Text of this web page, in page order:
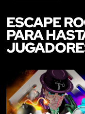
ESCAPE
PARA